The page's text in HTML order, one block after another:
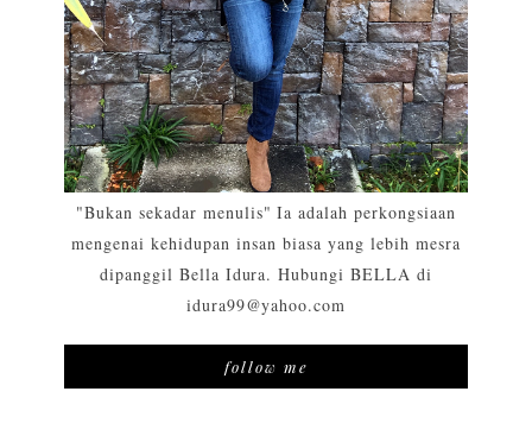
"Bukan sekadar menulis" Ia adalah perkongsiaan
mengenai kehidupan insan biasa yang lebih mesra
dipanggil Bella Idura. Hubungi BELLA di
idura99@yahoo.com
follow me